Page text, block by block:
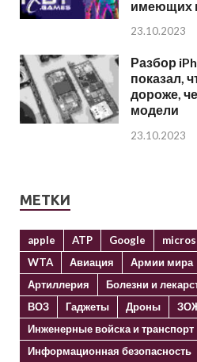
имеющих
23.10.2023
Разбор
показал,
дороже,
модели
23.10.2023
МЕТКИ
apple ATP Google
WTA
Авиация Армии мира
Артиллерия
Болезни и
ВОЗ
Гаджеты Дроны
Инженерные войска и транспорт
Информационная безопасность